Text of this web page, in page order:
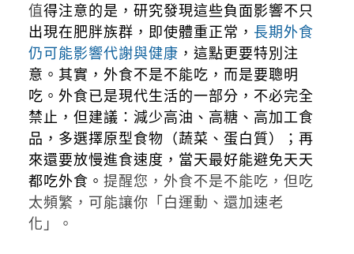
值得注意的是，研究發現這些負面影響不只
出現在肥胖族群，即使體重正常， 長期外食
仍可能影響代謝與健康 ，這點更要特別注
意。其實，外食不是不能吃，而是要聰明
吃。 外食已是現代生活的一部分，不必完全
禁止，但建議：減少高油、高糖、高加工食
品，多選擇原型食物（蔬菜、蛋白質）；再
來還要放慢進食速度，當天最好能避免天天
都吃外食。 提醒您，外食不是不能吃，但吃
太頻繁，可能讓你「白運動、還加速老
化」。